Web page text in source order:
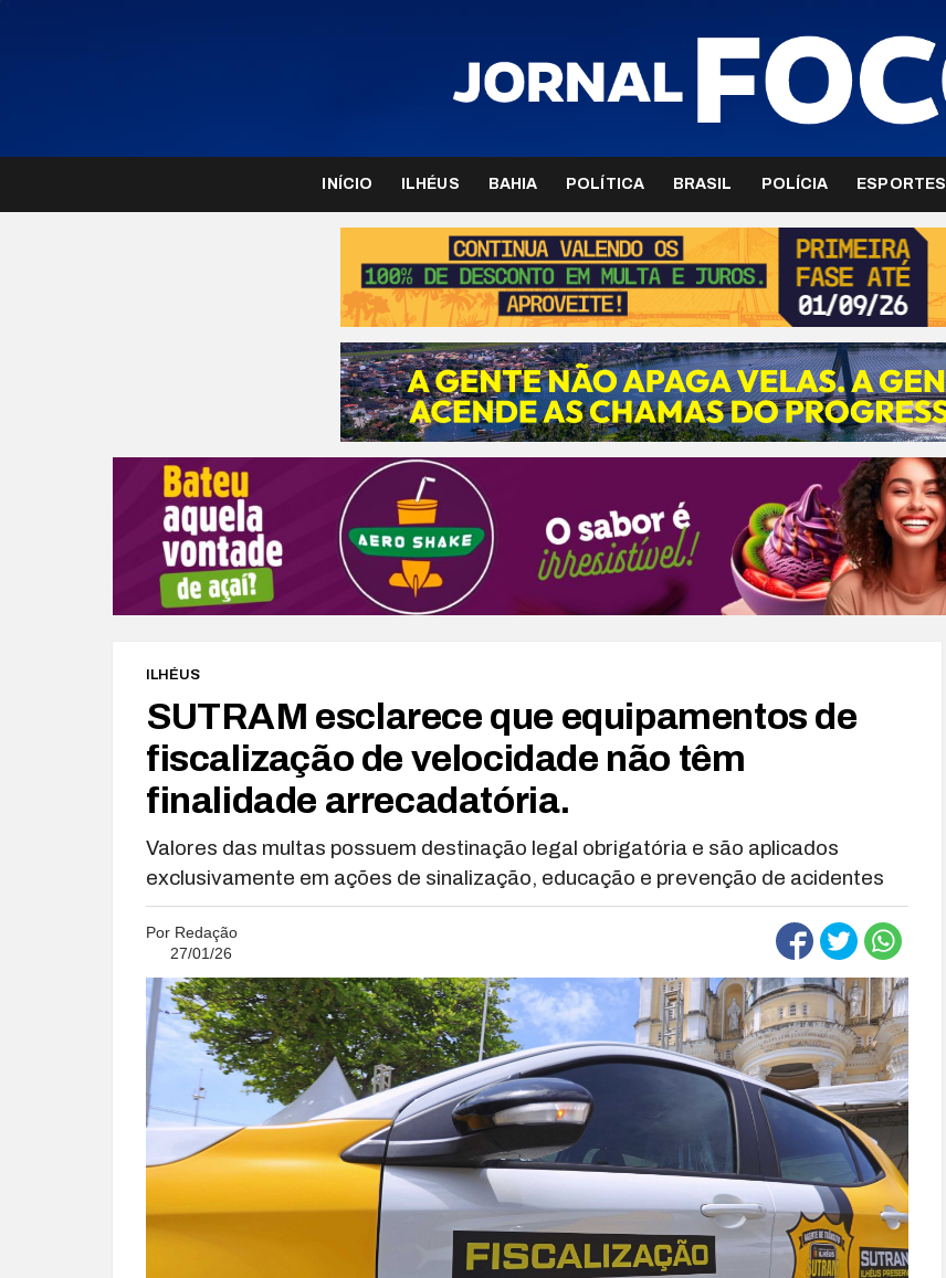
INÍCIO ILHÉUS BAHIA POLÍTICA BRASIL POLÍCIA ESPORTES
ILHÉUS
SUTRAM esclarece que equipamentos de
fiscalização de velocidade não têm
finalidade arrecadatória.
Valores das multas possuem destinação legal obrigatória e são aplicados
exclusivamente em ações de sinalização, educação e prevenção de acidentes
Por Redação
27/01/26